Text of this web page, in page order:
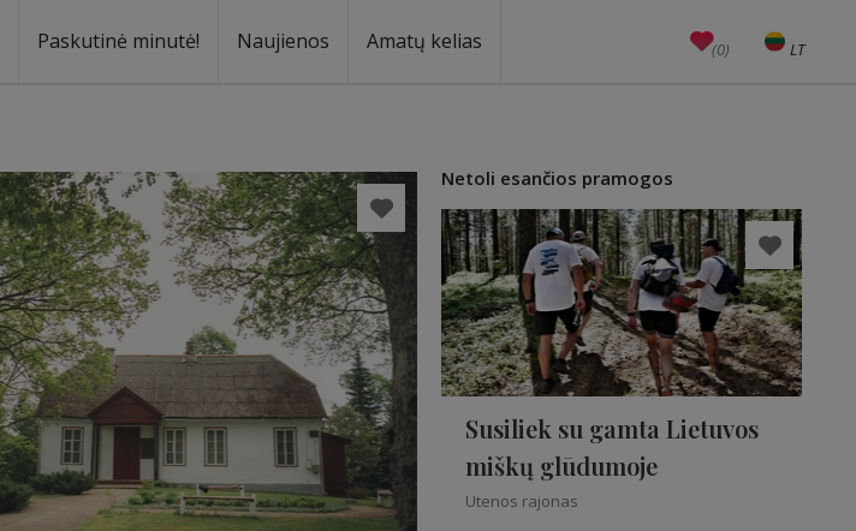
Paskutinė minutė! Naujienos Amatų kelias (0) LT
EN
Netoli esančios pramogos
Susiliek su gamta Lietuvos
miškų glūdumoje
Utenos rajonas